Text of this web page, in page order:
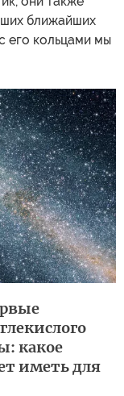
ближайших
его кольцами мы
какое
иметь для